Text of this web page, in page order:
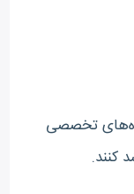
تخصصی
کنند.